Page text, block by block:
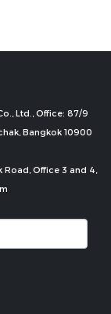
Ltd., Office: 87/9
Bangkok 10900
Office 3 and 4,